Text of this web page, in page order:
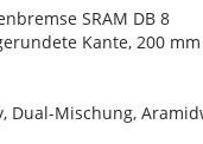
SRAM DB 8
Kante, 200 mm
Dual-Mischung,